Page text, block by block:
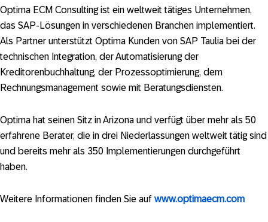
Optima ECM Consulting ist ein weltweit tätiges Unternehmen,
das SAP-Lösungen in verschiedenen Branchen implementiert.
Als Partner unterstützt Optima Kunden von SAP Taulia bei der
technischen Integration, der Automatisierung der
Kreditorenbuchhaltung, der Prozessoptimierung, dem
Rechnungsmanagement sowie mit Beratungsdiensten.
Optima hat seinen Sitz in Arizona und verfügt über mehr als 50
erfahrene Berater, die in drei Niederlassungen weltweit tätig sind
und bereits mehr als 350 Implementierungen durchgeführt
haben.
Weitere Informationen finden Sie auf www.optimaecm.com